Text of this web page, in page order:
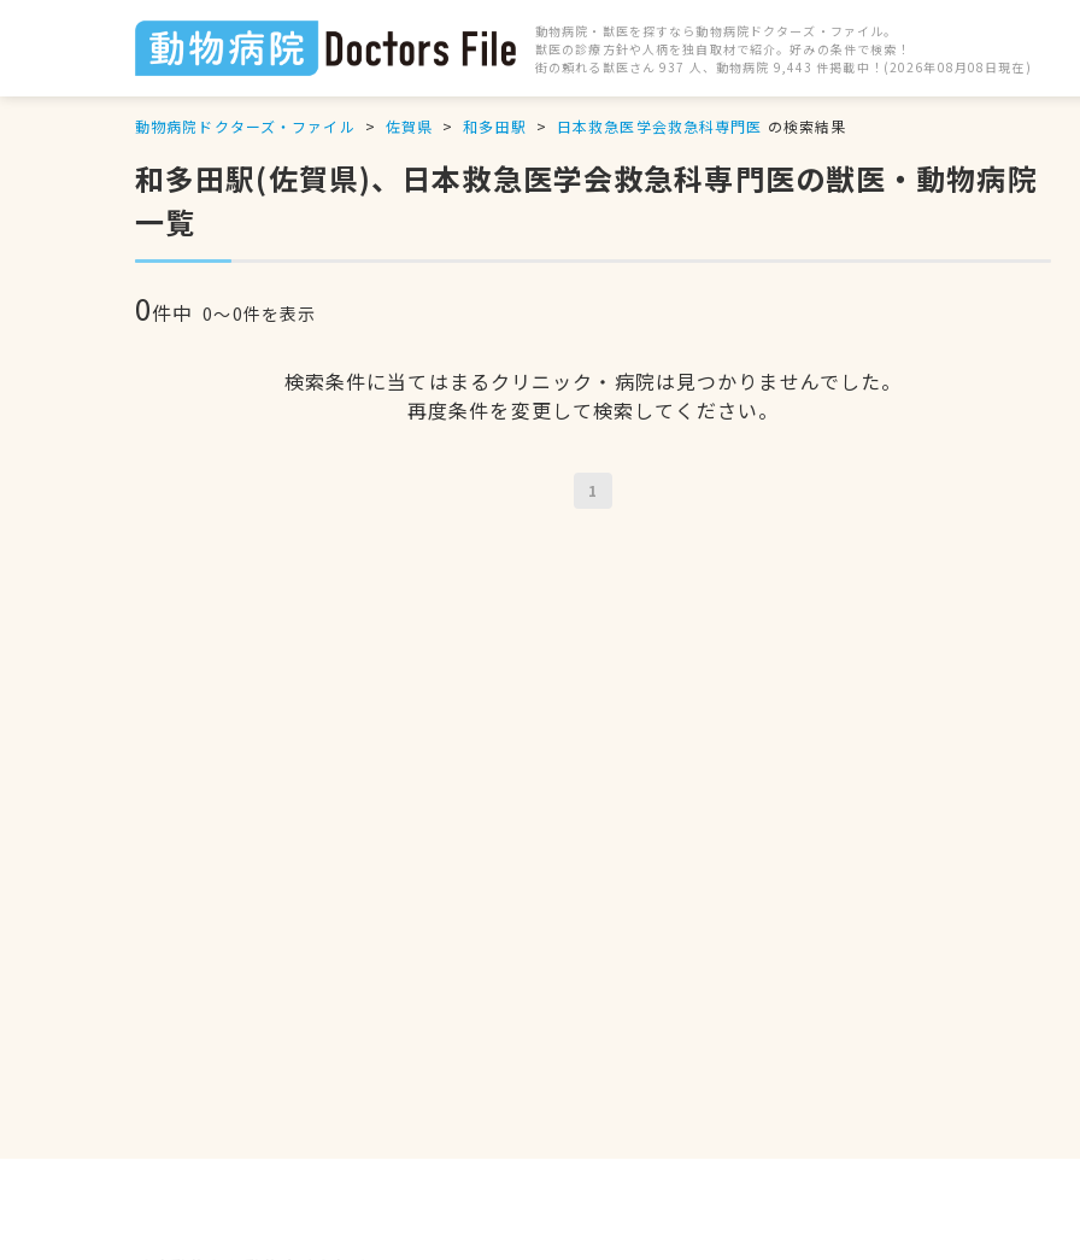
動物病院・獣医を探すなら動物病院ドクターズ・ファイル。
獣医の診療方針や人柄を独自取材で紹介。好みの条件で検索！
街の頼れる獣医さん 937 人、動物病院 9,443 件掲載中！(2026年08月08日現在)
動物病院ドクターズ・ファイル 佐賀県 和多田駅 日本救急医学会救急科専門医 の検索結果
和多田駅(佐賀県)、日本救急医学会救急科専門医の獣医・動物病院
一覧
0件中 0〜0件を表示
検索条件に当てはまるクリニック・病院は見つかりませんでした。
再度条件を変更して検索してください。
1